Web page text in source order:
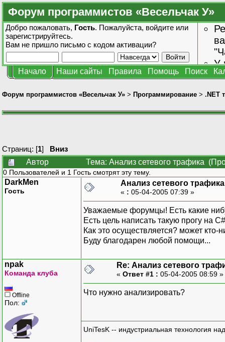
Форум программистов «Весельчак У»
Добро пожаловать, Гость. Пожалуйста, войдите или
зарегистрируйтесь.
Вам не пришло письмо с кодом активации?
У
Начало Наши сайты Правила Помощь Поиск
Форум программистов «Весельчак У» > Программирование > .NET
Страниц: [1] Вниз
Автор
Тема: Анализ сетевого трафика
0 Пользователей и 1 Гость смотрят эту тему.
DarkMen
Гость
Анализ сетевого трафика
« : 05-04-2005 07:39 »
Уважаемые форумцы! Есть какие
Есть цель написать такую прогу на
Как это осуществляется? может кто-
Буду благодарен любой помощи...
npak
Команда клуба
Offline
Пол:
Re: Анализ сетевого
« Ответ #1 : 05-04-2005 08:59 »
Что нужно анализировать?
UniTesK -- индустриальная технология